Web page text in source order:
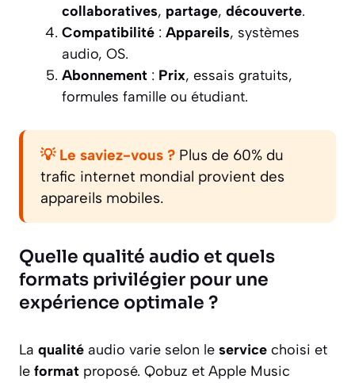
collaboratives, partage, découverte.
Compatibilité : Appareils, systèmes
audio, OS.
Abonnement : Prix, essais gratuits,
formules famille ou étudiant.
💡 Le saviez-vous ? Plus de 60% du
trafic internet mondial provient des
appareils mobiles.
Quelle qualité audio et quels
formats privilégier pour une
expérience optimale ?
La qualité audio varie selon le service choisi et
le format proposé. Qobuz et Apple Music